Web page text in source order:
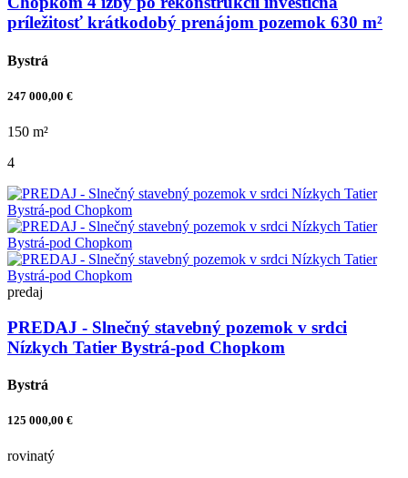
príležitosť krátkodobý prenájom pozemok 630 m²
Bystrá
247 000,00 €
150 m²
4
predaj
PREDAJ - Slnečný stavebný pozemok v srdci
Nízkych Tatier Bystrá-pod Chopkom
Bystrá
125 000,00 €
rovinatý